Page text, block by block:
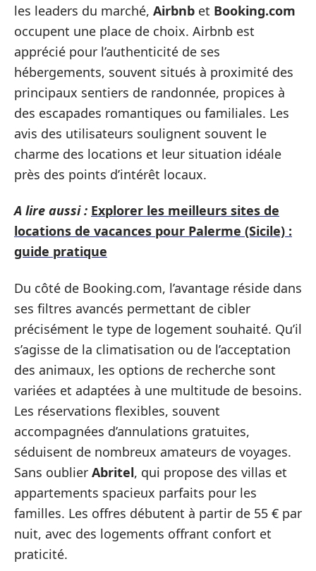
les leaders du marché, Airbnb et Booking.com
occupent une place de choix. Airbnb est
apprécié pour l’authenticité de ses
hébergements, souvent situés à proximité des
principaux sentiers de randonnée, propices à
des escapades romantiques ou familiales. Les
avis des utilisateurs soulignent souvent le
charme des locations et leur situation idéale
près des points d’intérêt locaux.
A lire aussi : Explorer les meilleurs sites de
locations de vacances pour Palerme (Sicile) :
guide pratique
Du côté de Booking.com, l’avantage réside dans
ses filtres avancés permettant de cibler
précisément le type de logement souhaité. Qu’il
s’agisse de la climatisation ou de l’acceptation
des animaux, les options de recherche sont
variées et adaptées à une multitude de besoins.
Les réservations flexibles, souvent
accompagnées d’annulations gratuites,
séduisent de nombreux amateurs de voyages.
Sans oublier Abritel, qui propose des villas et
appartements spacieux parfaits pour les
familles. Les offres débutent à partir de 55 € par
nuit, avec des logements offrant confort et
praticité.